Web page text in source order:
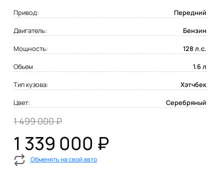
Привод:
Передний
Двигатель:
Бензин
Мощность:
128 л.с.
Объем
1.6 л
Тип кузова:
Хэтчбек
Цвет:
Серебряный
1 499 000 ₽
1 339 000 ₽
Обменять на свой авто